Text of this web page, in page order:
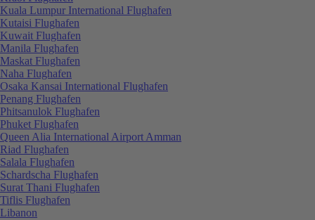
Kuala Lumpur International Flughafen
Kutaisi Flughafen
Kuwait Flughafen
Manila Flughafen
Maskat Flughafen
Naha Flughafen
Osaka Kansai International Flughafen
Penang Flughafen
Phitsanulok Flughafen
Phuket Flughafen
Queen Alia International Airport Amman
Riad Flughafen
Salala Flughafen
Schardscha Flughafen
Surat Thani Flughafen
Tiflis Flughafen
Libanon